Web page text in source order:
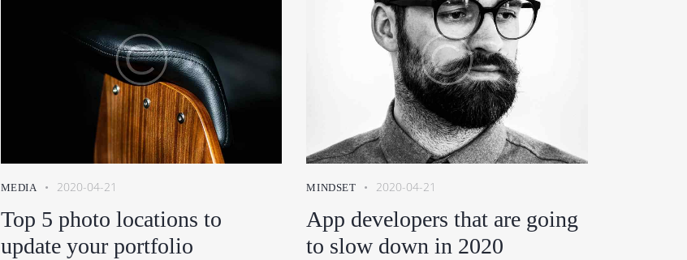
MEDIA 2020-04-21
Top 5 photo locations to
update your portfolio
MINDSET 2020-04-21
App developers that are going
to slow down in 2020